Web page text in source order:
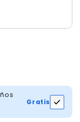
Gratis